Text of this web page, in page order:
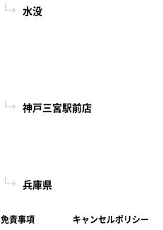
水没
神戸三宮駅前店
兵庫県
免責事項 キャンセルポリシー